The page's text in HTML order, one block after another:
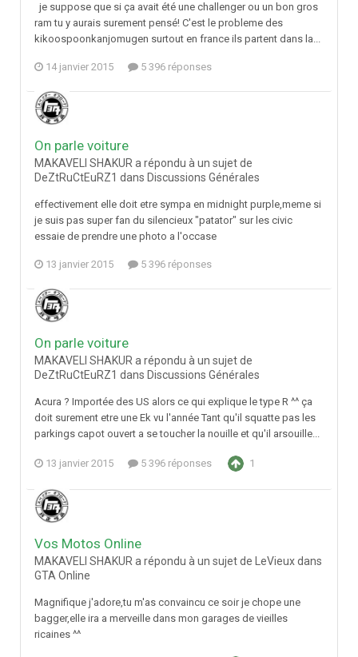
je suppose que si ça avait été une challenger ou un bon gros
ram tu y aurais surement pensé! C'est le probleme des
kikoospoonkanjomugen surtout en france ils partent dans la...
14 janvier 2015 5 396 réponses
On parle voiture
MAKAVELI SHAKUR a répondu à un sujet de
DeZtRuCtEuRZ1 dans Discussions Générales
effectivement elle doit etre sympa en midnight purple,meme si
je suis pas super fan du silencieux "patator" sur les civic
essaie de prendre une photo a l'occase
13 janvier 2015 5 396 réponses
On parle voiture
MAKAVELI SHAKUR a répondu à un sujet de
DeZtRuCtEuRZ1 dans Discussions Générales
Acura ? Importée des US alors ce qui explique le type R ^^ ça
doit surement etre une Ek vu l'année Tant qu'il squatte pas les
parkings capot ouvert a se toucher la nouille et qu'il arsouille...
13 janvier 2015 5 396 réponses 1
Vos Motos Online
MAKAVELI SHAKUR a répondu à un sujet de LeVieux dans
GTA Online
Magnifique j'adore,tu m'as convaincu ce soir je chope une
bagger,elle ira a merveille dans mon garages de vieilles
ricaines ^^